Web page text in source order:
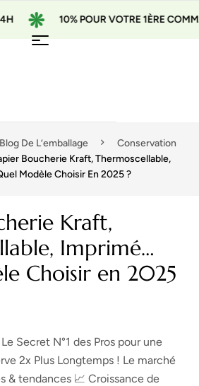
10% POUR VOTRE 1ÈRE COMMANDE
Blog De L’emballage
Conservation
Boucherie Kraft, Thermoscellable,
Modèle Choisir En 2025 ?
Kraft,
Imprimé…
Choisir en 2025
Secret N°1 des Pros pour une
2x Plus Longtemps ! Le marché
& tendances 📈 Croissance de